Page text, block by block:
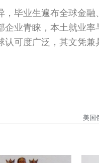
毕业生遍布全球金
业青睐，本土就业
可度广泛，其文凭
美国